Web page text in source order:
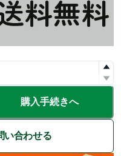
購入手続きへ
い合わせる